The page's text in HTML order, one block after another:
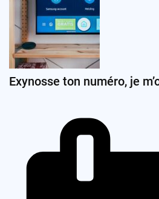
Exynosse ton numéro, je